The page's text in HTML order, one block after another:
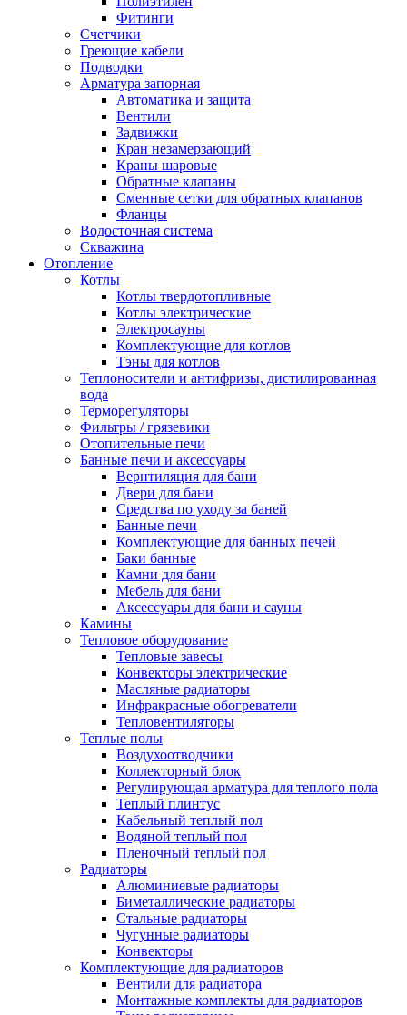
Фитинги
Счетчики
Греющие кабели
Подводки
Арматура запорная
Автоматика и защита
Вентили
Задвижки
Кран незамерзающий
Краны шаровые
Обратные клапаны
Сменные сетки для обратных клапанов
Фланцы
Водосточная система
Скважина
Отопление
Котлы
Котлы твердотопливные
Котлы электрические
Электросауны
Комплектующие для котлов
Тэны для котлов
Теплоносители и антифризы, дистилированная
вода
Терморегуляторы
Фильтры / грязевики
Отопительные печи
Банные печи и аксессуары
Вернтиляция для бани
Двери для бани
Средства по уходу за баней
Банные печи
Комплектующие для банных печей
Баки банные
Камни для бани
Мебель для бани
Аксессуары для бани и сауны
Камины
Тепловое оборудование
Тепловые завесы
Конвекторы электрические
Масляные радиаторы
Инфракрасные обогреватели
Тепловентиляторы
Теплые полы
Воздухоотводчики
Коллекторный блок
Регулирующая арматура для теплого пола
Теплый плинтус
Кабельный теплый пол
Водяной теплый пол
Пленочный теплый пол
Радиаторы
Алюминиевые радиаторы
Биметаллические радиаторы
Стальные радиаторы
Чугунные радиаторы
Конвекторы
Комплектующие для радиаторов
Вентили для радиатора
Монтажные комплекты для радиаторов